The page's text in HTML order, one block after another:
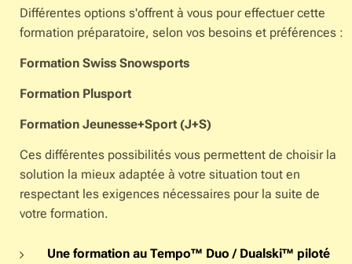
Différentes options s'offrent à vous pour effectuer cette
formation préparatoire, selon vos besoins et préférences :
Formation Swiss Snowsports
Formation Plusport
Formation Jeunesse+Sport (J+S)
Ces différentes possibilités vous permettent de choisir la
solution la mieux adaptée à votre situation tout en
respectant les exigences nécessaires pour la suite de
votre formation.
Une formation au Tempo™ Duo / Dualski™ piloté